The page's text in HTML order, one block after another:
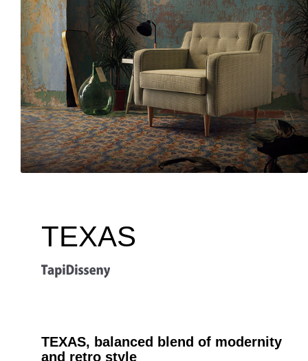
TEXAS
TEXAS, balanced blend of modernity
and retro style